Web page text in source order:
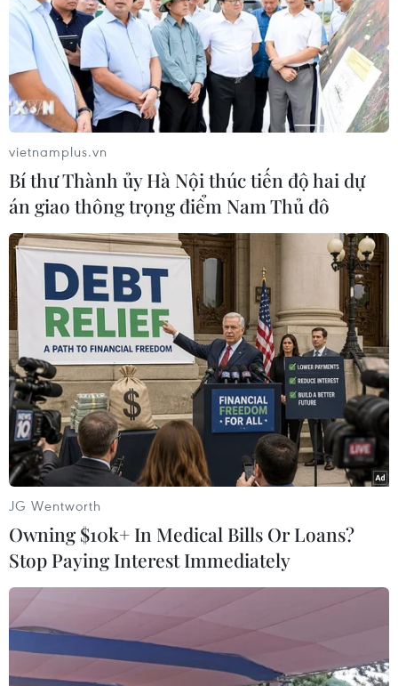
George Michael và Andrew Ridgeley vào 1983. (Nguồn: mirror)
vietnamplus.vn
Bí thư Thành ủy Hà Nội thúc tiến độ hai dự
án giao thông trọng điểm Nam Thủ đô
JG Wentworth
Owning $10k+ In Medical Bills Or Loans?
Stop Paying Interest Immediately